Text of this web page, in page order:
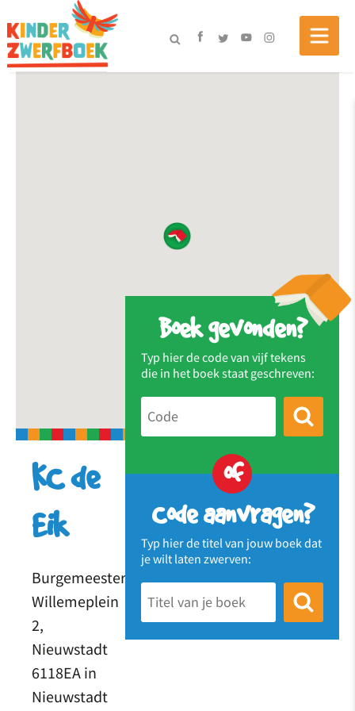
Boek gevonden?
Typ hier de code van vijf tekens
die in het boek staat geschreven:
of
Code aanvragen?
Typ hier de titel van jouw boek dat
je wilt laten zwerven:
KC de
Eik
Burgemeester
Willemeplein
2,
Nieuwstadt
6118EA in
Nieuwstadt